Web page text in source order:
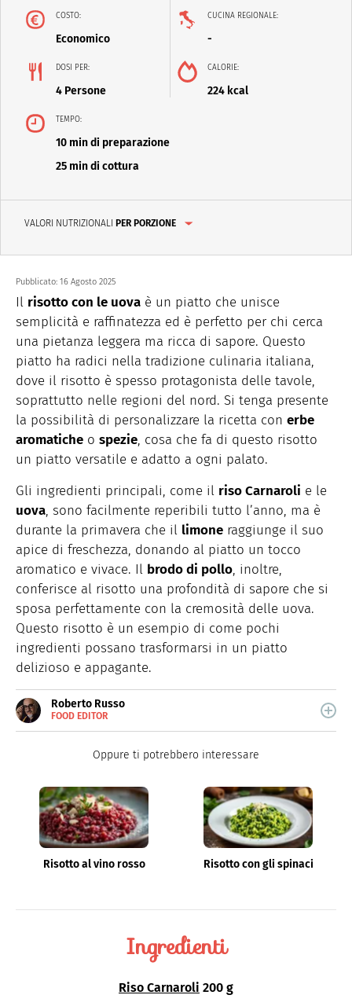
COSTO:
Economico
CUCINA REGIONALE:
-
DOSI PER:
4 Persone
CALORIE:
224 kcal
TEMPO:
10 min di preparazione
25 min di cottura
VALORI NUTRIZIONALI PER PORZIONE
Pubblicato: 16 Agosto 2025
Il risotto con le uova è un piatto che unisce
semplicità e raffinatezza ed è perfetto per chi cerca
una pietanza leggera ma ricca di sapore. Questo
piatto ha radici nella tradizione culinaria italiana,
dove il risotto è spesso protagonista delle tavole,
soprattutto nelle regioni del nord. Si tenga presente
la possibilità di personalizzare la ricetta con erbe
aromatiche o spezie, cosa che fa di questo risotto
un piatto versatile e adatto a ogni palato.
Gli ingredienti principali, come il riso Carnaroli e le
uova, sono facilmente reperibili tutto l’anno, ma è
durante la primavera che il limone raggiunge il suo
apice di freschezza, donando al piatto un tocco
aromatico e vivace. Il brodo di pollo, inoltre,
conferisce al risotto una profondità di sapore che si
sposa perfettamente con la cremosità delle uova.
Questo risotto è un esempio di come pochi
ingredienti possano trasformarsi in un piatto
delizioso e appagante.
Roberto Russo
FOOD EDITOR
Roberto Russo unisce la passione per libri e cucina. Ha
Oppure ti potrebbero interessare
Risotto al vino rosso Risotto con gli spinaci
Ingredienti
Riso Carnaroli 200 g